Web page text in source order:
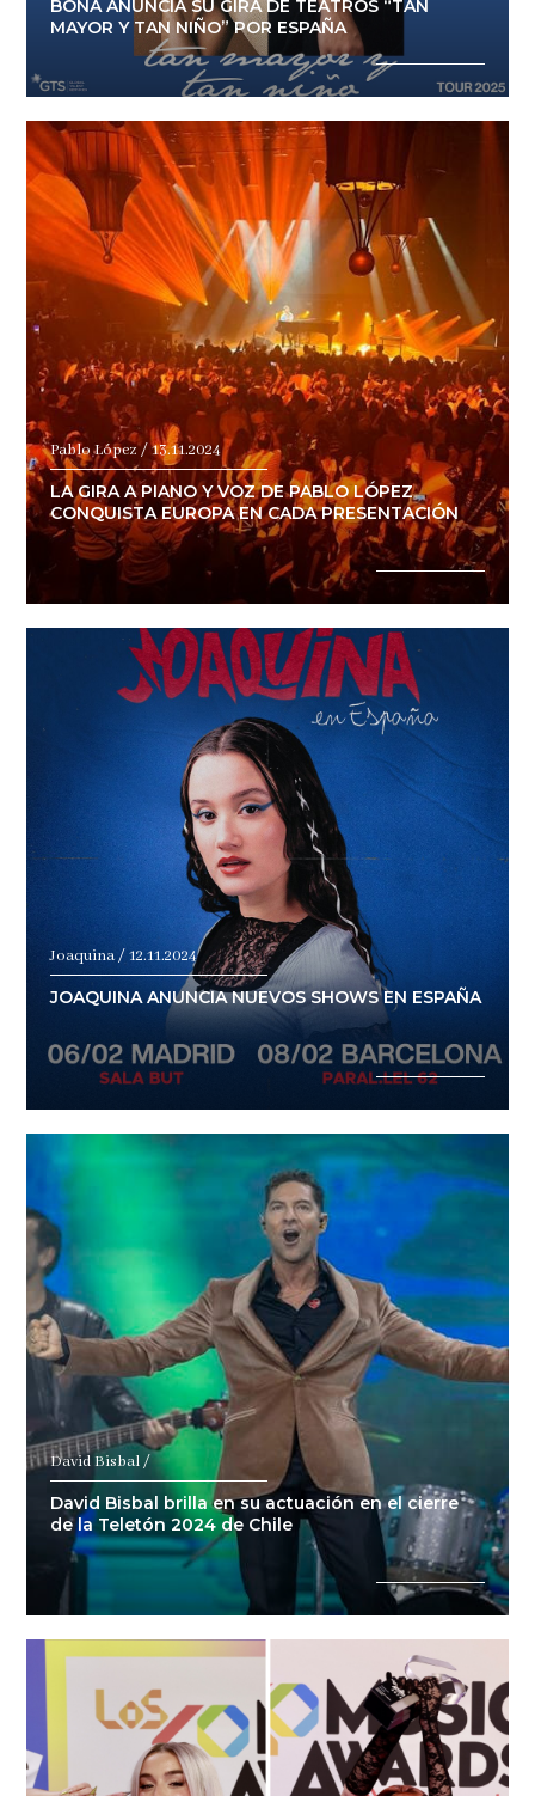
BONA ANUNCIA SU GIRA DE TEATROS “TAN
MAYOR Y TAN NIÑO” POR ESPAÑA
Pablo López / 13.11.2024
LA GIRA A PIANO Y VOZ DE PABLO LÓPEZ
CONQUISTA EUROPA EN CADA PRESENTACIÓN
Joaquina / 12.11.2024
JOAQUINA ANUNCIA NUEVOS SHOWS EN ESPAÑA
David Bisbal /
David Bisbal brilla en su actuación en el cierre
de la Teletón 2024 de Chile